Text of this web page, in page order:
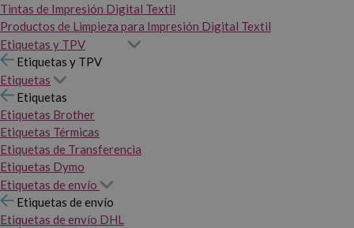
Tintas de Impresión Digital Textil
Productos de Limpieza para Impresión Digital Textil
Etiquetas y TPV
Etiquetas y TPV
Etiquetas
Etiquetas
Etiquetas Brother
Etiquetas Térmicas
Etiquetas de Transferencia
Etiquetas Dymo
Etiquetas de envío
Etiquetas de envío
Etiquetas de envío DHL